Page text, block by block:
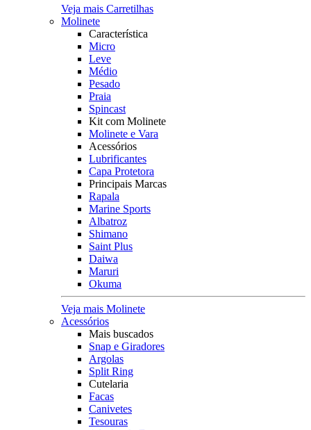
Veja mais Carretilhas
Molinete
Característica
Micro
Leve
Médio
Pesado
Praia
Spincast
Kit com Molinete
Molinete e Vara
Acessórios
Lubrificantes
Capa Protetora
Principais Marcas
Rapala
Marine Sports
Albatroz
Shimano
Saint Plus
Daiwa
Maruri
Okuma
Veja mais Molinete
Acessórios
Mais buscados
Snap e Giradores
Argolas
Split Ring
Cutelaria
Facas
Canivetes
Tesouras